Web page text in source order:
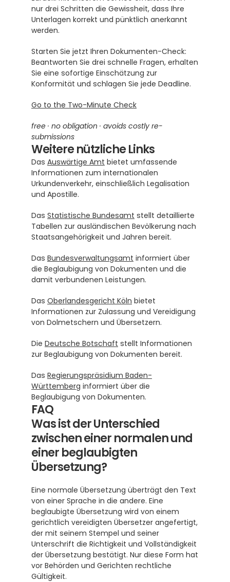
nur drei Schritten die Gewissheit, dass Ihre
Unterlagen korrekt und pünktlich anerkannt
werden.
Starten Sie jetzt Ihren Dokumenten-Check:
Beantworten Sie drei schnelle Fragen, erhalten
Sie eine sofortige Einschätzung zur
Konformität und schlagen Sie jede Deadline.
Go to the Two-Minute Check
free · no obligation · avoids costly re-
submissions
Weitere nützliche Links
Das Auswärtige Amt bietet umfassende
Informationen zum internationalen
Urkundenverkehr, einschließlich Legalisation
und Apostille.
Das Statistische Bundesamt stellt detaillierte
Tabellen zur ausländischen Bevölkerung nach
Staatsangehörigkeit und Jahren bereit.
Das Bundesverwaltungsamt informiert über
die Beglaubigung von Dokumenten und die
damit verbundenen Leistungen.
Das Oberlandesgericht Köln bietet
Informationen zur Zulassung und Vereidigung
von Dolmetschern und Übersetzern.
Die Deutsche Botschaft stellt Informationen
zur Beglaubigung von Dokumenten bereit.
Das Regierungspräsidium Baden-
Württemberg informiert über die
Beglaubigung von Dokumenten.
FAQ
Was ist der Unterschied
zwischen einer normalen und
einer beglaubigten
Übersetzung?
Eine normale Übersetzung überträgt den Text
von einer Sprache in die andere. Eine
beglaubigte Übersetzung wird von einem
gerichtlich vereidigten Übersetzer angefertigt,
der mit seinem Stempel und seiner
Unterschrift die Richtigkeit und Vollständigkeit
der Übersetzung bestätigt. Nur diese Form hat
vor Behörden und Gerichten rechtliche
Gültigkeit.